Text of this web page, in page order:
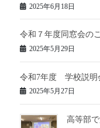
2025年6月18日
令和７年度同窓会の
2025年5月29日
令和7年度 学校説明
2025年5月27日
高等部